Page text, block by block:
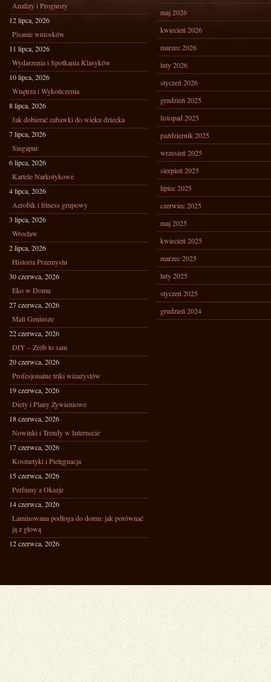
Analizy i Prognozy
12 lipca, 2026
Pisanie wniosków
11 lipca, 2026
Wydarzenia i Spotkania Klasyków
10 lipca, 2026
Wnętrza i Wykończenia
8 lipca, 2026
Jak dobierać zabawki do wieku dziecka
7 lipca, 2026
Singapur
6 lipca, 2026
Kartele Narkotykowe
4 lipca, 2026
Aerobik i fitness grupowy
3 lipca, 2026
Wrocław
2 lipca, 2026
Historia Przemysłu
30 czerwca, 2026
Eko w Domu
27 czerwca, 2026
Mali Geniusze
22 czerwca, 2026
DIY – Zrób to sam
20 czerwca, 2026
Profesjonalne triki wizażystów
19 czerwca, 2026
Diety i Plany Żywieniowe
18 czerwca, 2026
Nowinki i Trendy w Internecie
17 czerwca, 2026
Kosmetyki i Pielęgnacja
15 czerwca, 2026
Perfumy a Okazje
14 czerwca, 2026
Laminowana podłoga do domu: jak porównać
ją z głową
12 czerwca, 2026
maj 2026
kwiecień 2026
marzec 2026
luty 2026
styczeń 2026
grudzień 2025
listopad 2025
październik 2025
wrzesień 2025
sierpień 2025
lipiec 2025
czerwiec 2025
maj 2025
kwiecień 2025
marzec 2025
luty 2025
styczeń 2025
grudzień 2024